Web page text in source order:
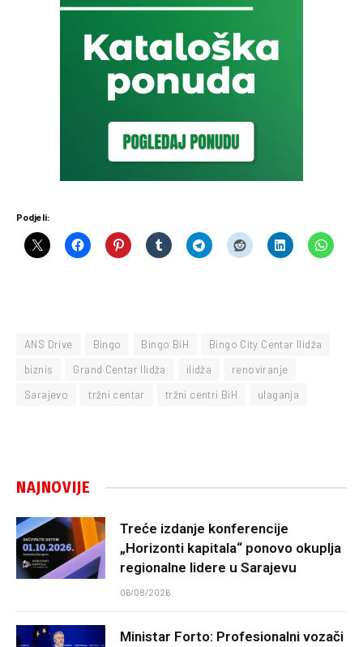
Podjeli:
ANS Drive Bingo Bingo BiH
Bingo City Centar Ilidža
biznis
Grand Centar Ilidža ilidža
renoviranje
Sarajevo
tržni centar tržni centri BiH ulaganja
NAJNOVIJE
Treće izdanje konferencije
„Horizonti kapitala“ ponovo okuplja
regionalne lidere u Sarajevu
06/08/2026
Ministar Forto: Profesionalni vozači